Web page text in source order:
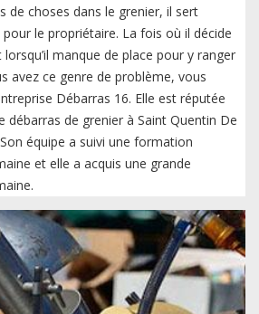
de choses dans le grenier, il sert
le propriétaire. La fois où il décide
lorsqu’il manque de place pour y ranger
avez ce genre de problème, vous
Débarras 16. Elle est réputée
débarras de grenier à Saint Quentin De
équipe a suivi une formation
et elle a acquis une grande